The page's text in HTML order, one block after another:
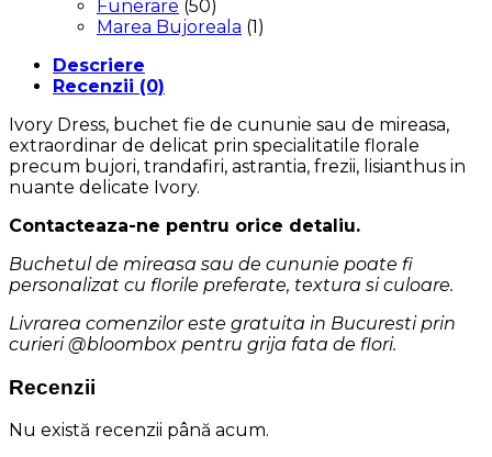
Funerare (50)
Marea Bujoreala (1)
Descriere
Recenzii (0)
Ivory Dress, buchet fie de cununie sau de mireasa,
extraordinar de delicat prin specialitatile florale
precum bujori, trandafiri, astrantia, frezii, lisianthus in
nuante delicate Ivory.
Contacteaza-ne pentru orice detaliu.
Buchetul de mireasa sau de cununie poate fi
personalizat cu florile preferate, textura si culoare.
Livrarea comenzilor este gratuita in Bucuresti prin
curieri @bloombox pentru grija fata de flori.
Recenzii
Nu există recenzii până acum.